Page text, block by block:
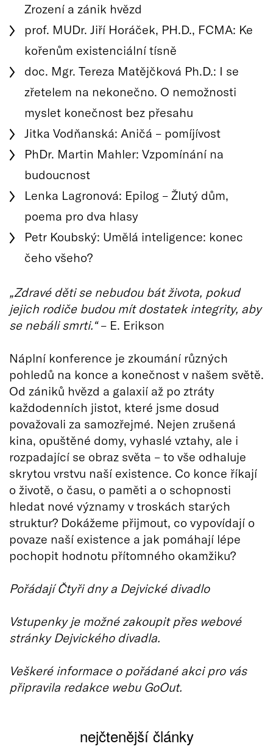
Zrození a zánik hvězd
prof. MUDr. Jiří Horáček, PH.D., FCMA: Ke
kořenům existenciální tísně
doc. Mgr. Tereza Matějčková Ph.D.: I se
zřetelem na nekonečno. O nemožnosti
myslet konečnost bez přesahu
Jitka Vodňanská: Aničá – pomíjívost
PhDr. Martin Mahler: Vzpomínání na
budoucnost
Lenka Lagronová: Epilog – Žlutý dům,
poema pro dva hlasy
Petr Koubský: Umělá inteligence: konec
čeho všeho?
„Zdravé děti se nebudou bát života, pokud
jejich rodiče budou mít dostatek integrity, aby
se nebáli smrti.“– E. Erikson
Náplní konference je zkoumání různých
pohledů na konce a konečnost v našem světě.
Od zániků hvězd a galaxií až po ztráty
každodenních jistot, které jsme dosud
považovali za samozřejmé. Nejen zrušená
kina, opuštěné domy, vyhaslé vztahy, ale i
rozpadající se obraz světa – to vše odhaluje
skrytou vrstvu naší existence. Co konce říkají
o životě, o času, o paměti a o schopnosti
hledat nové významy v troskách starých
struktur? Dokážeme přijmout, co vypovídají o
povaze naší existence a jak pomáhají lépe
pochopit hodnotu přítomného okamžiku?
Pořádají Čtyři dny a Dejvické divadlo
Vstupenky je možné zakoupit přes webové
stránky Dejvického divadla.
Veškeré informace o pořádané akci pro vás
připravila redakce webu GoOut.
nejčtenější články